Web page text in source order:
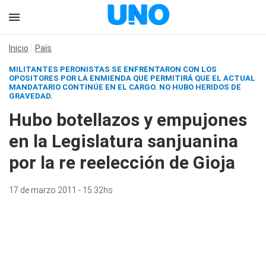
Inicio País
MILITANTES PERONISTAS SE ENFRENTARON CON LOS
OPOSITORES POR LA ENMIENDA QUE PERMITIRÁ QUE EL ACTUAL
MANDATARIO CONTINÚE EN EL CARGO. NO HUBO HERIDOS DE
GRAVEDAD.
Hubo botellazos y empujones
en la Legislatura sanjuanina
por la re reelección de Gioja
17 de marzo 2011 - 15:32hs